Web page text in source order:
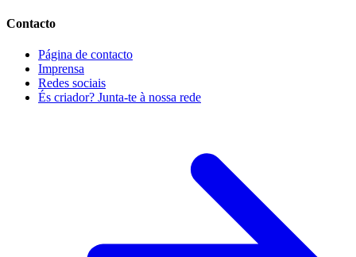
Contacto
Página de contacto
Imprensa
Redes sociais
És criador? Junta-te à nossa rede